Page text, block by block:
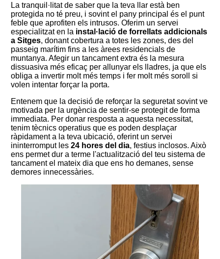
La tranquil·litat de saber que la teva llar està ben
protegida no té preu, i sovint el pany principal és el punt
feble que aprofiten els intrusos. Oferim un servei
especialitzat en la instal·lació de forrellats addicionals
a Sitges, donant cobertura a totes les zones, des del
passeig marítim fins a les àrees residencials de
muntanya. Afegir un tancament extra és la mesura
dissuasiva més eficaç per allunyar els lladres, ja que els
obliga a invertir molt més temps i fer molt més soroll si
volen intentar forçar la porta.
Entenem que la decisió de reforçar la seguretat sovint ve
motivada per la urgència de sentir-se protegit de forma
immediata. Per donar resposta a aquesta necessitat,
tenim tècnics operatius que es poden desplaçar
ràpidament a la teva ubicació, oferint un servei
ininterromput les24 hores del dia, festius inclosos. Això
ens permet dur a terme l'actualització del teu sistema de
tancament el mateix dia que ens ho demanes, sense
demores innecessàries.